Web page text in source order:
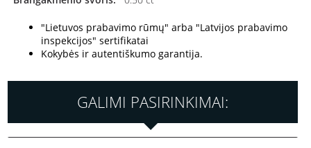
"Lietuvos prabavimo rūmų" arba "Latvijos prabavimo
inspekcijos" sertifikatai
Kokybės ir autentiškumo garantija.
GALIMI PASIRINKIMAI: